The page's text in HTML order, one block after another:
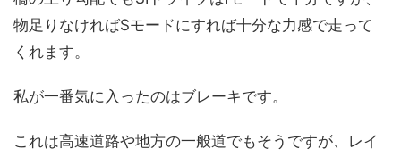
物足りなければSモードにすれば十分な力感で走って
くれます。
私が一番気に入ったのはブレーキです。
これは高速道路や地方の一般道でもそうですが、レイ